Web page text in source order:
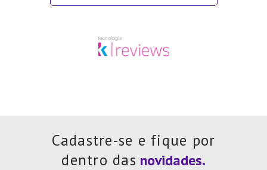
Cadastre-se e fique por
dentro das